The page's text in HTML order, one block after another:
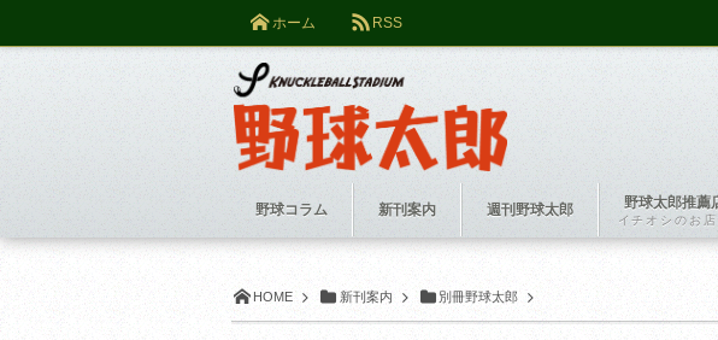
HOME 新刊案内 別冊野球太郎
ホーム RSS
野球コラム 新刊案内 週刊野球太郎 野球太郎推薦
イチオシのお店